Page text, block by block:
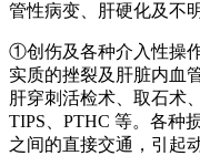
管性病变、肝硬化及不
①创伤及各种介入性操
实质的挫裂及肝脏内血
肝穿刺活检术、取石术
TIPS、PTHC 等。各种
之间的直接交通，引起